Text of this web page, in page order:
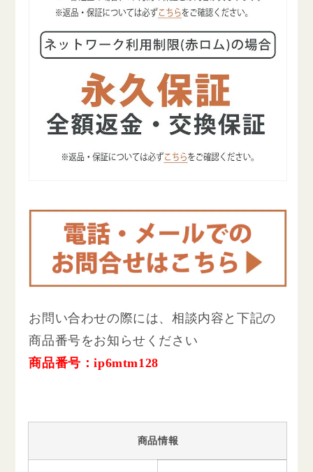
お問い合わせの際には、相談内容と下記の
商品番号をお知らせください
商品番号：ip6mtm128
商品情報